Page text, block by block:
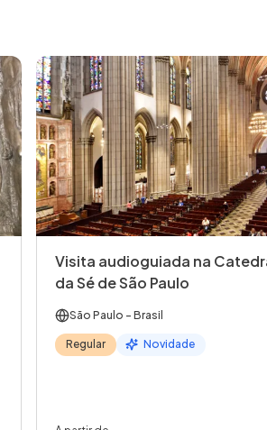
Visita audioguiada na
da Sé de São Paulo
São Paulo - Brasil
Regular Novidade